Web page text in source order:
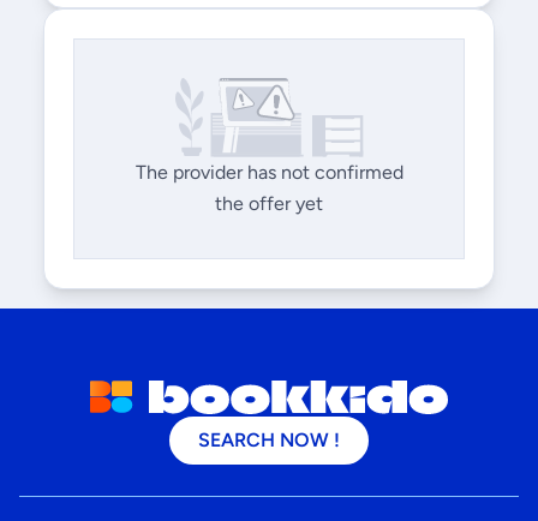
The provider has not confirmed
the offer yet
SEARCH NOW !